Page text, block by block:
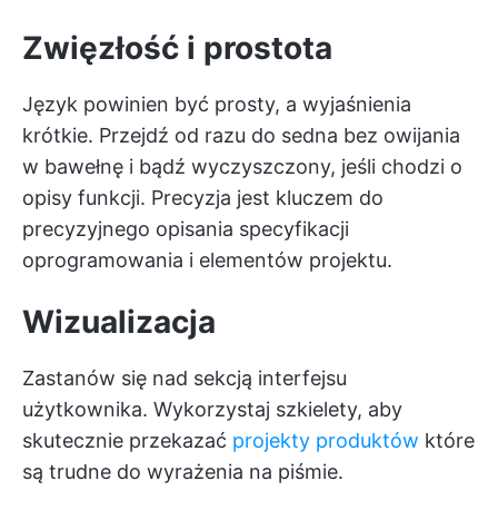
Zwięzłość i prostota
Język powinien być prosty, a wyjaśnienia
krótkie. Przejdź od razu do sedna bez owijania
w bawełnę i bądź wyczyszczony, jeśli chodzi o
opisy funkcji. Precyzja jest kluczem do
precyzyjnego opisania specyfikacji
oprogramowania i elementów projektu.
Wizualizacja
Zastanów się nad sekcją interfejsu
użytkownika. Wykorzystaj szkielety, aby
skutecznie przekazać projekty produktów które
są trudne do wyrażenia na piśmie.